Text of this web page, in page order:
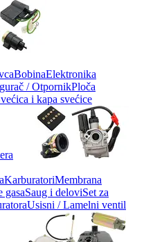
BobinaElektronika
/ OtpornikPloča
i kapa svećice
KarburatoriMembrana
gasaSaug i deloviSet za
Usisni / Lamelni ventil